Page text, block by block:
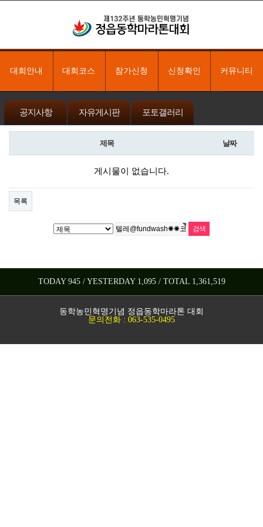
대회안내 대회코스 참가신청 신청확인 커뮤니티
공지사항 자유게시판 포토갤러리
제목 날짜
게시물이 없습니다.
목록
TODAY 945 / YESTERDAY 1,095 / TOTAL 1,361,519
동학농민혁명기념 정읍동학마라톤 대회
문의전화 : 063-535-0495